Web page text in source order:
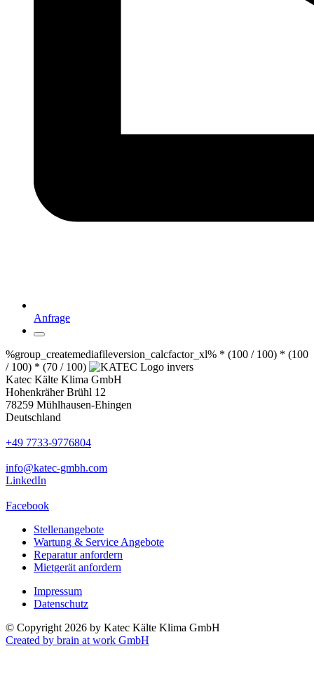
Anfrage
%group_createmediafileversion_calcfactor_xl% * (100 / 100) * (100
/ 100) * (70 / 100)
Katec Kälte Klima GmbH
Hohenkräher Brühl 12
78259 Mühlhausen-Ehingen
Deutschland
+49 7733-9776804
info@katec-gmbh.com
LinkedIn
Facebook
Stellenangebote
Wartung & Service Angebote
Reparatur anfordern
Mietgerät anfordern
Impressum
Datenschutz
© Copyright 2026 by Katec Kälte Klima GmbH
Created by brain at work GmbH